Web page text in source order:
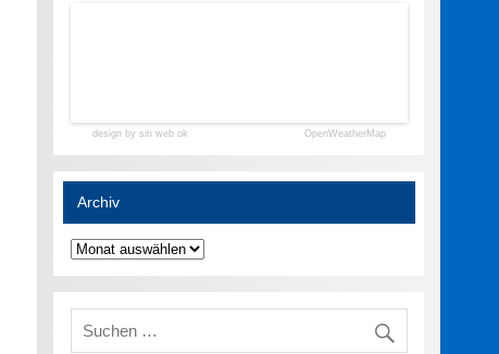
design by siti web ok OpenWeatherMap
Archiv
Archiv